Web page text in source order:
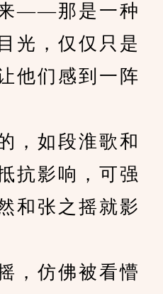
——那是一种
光，仅仅只是
他们感到一阵
如段淮歌和
抗影响，可强
和张之摇就影
仿佛被看懵